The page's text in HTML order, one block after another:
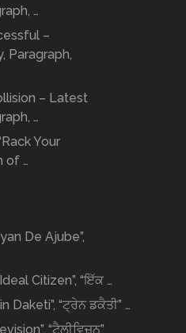
…
–
Paragraph,
– Latest
…
Your
of …
De Ajube”,
Citizen”, “ਇੱਕ …
Daketi”, “ਟ੍ਰੇਨ ਡਕੈਤੀ” …
“ਟੈਲੀਵਿਜ਼ਨ”